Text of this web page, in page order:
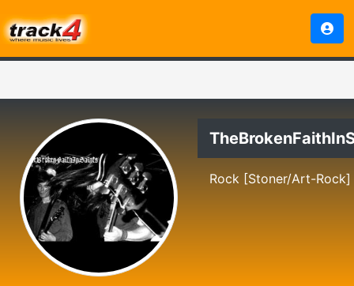
Rock [Stoner/Art-Rock]